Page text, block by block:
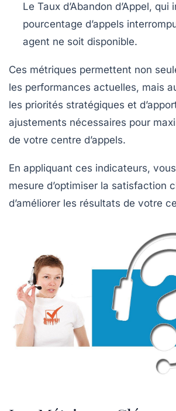
Le Taux d’Abandon d’Appel, qui
pourcentage d’appels
agent ne soit disponible.
Ces métriques permettent non
les performances actuelles, mais
les priorités stratégiques et
ajustements nécessaires pour
de votre centre d’appels.
En appliquant ces indicateurs,
mesure d’optimiser la satisfaction
d’améliorer les résultats de votre